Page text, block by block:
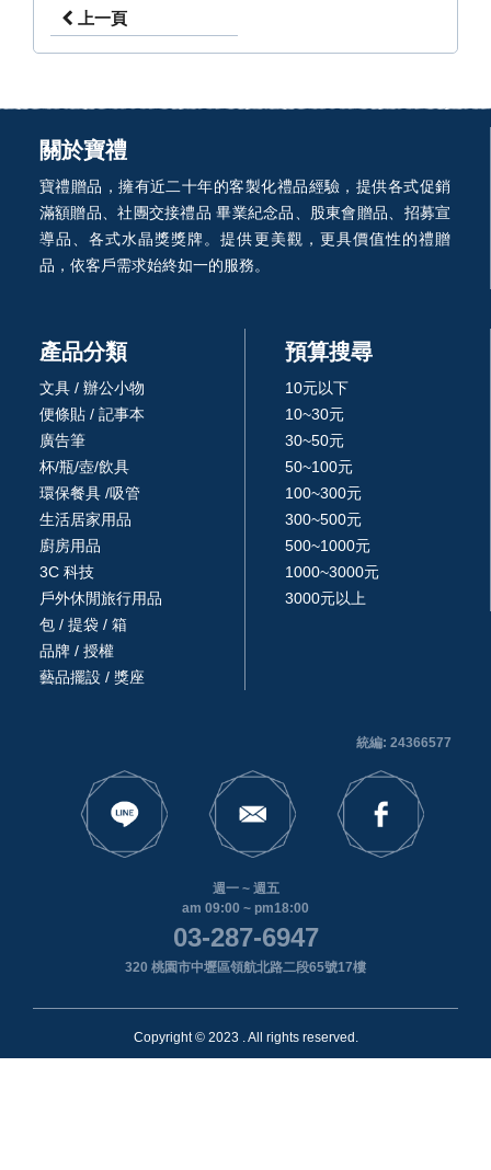
上一頁
關於寶禮
寶禮贈品，擁有近二十年的客製化禮品經驗，提供各式促銷
滿額贈品、社團交接禮品 畢業紀念品、股東會贈品、招募宣
導品、各式水晶獎獎牌。提供更美觀，更具價值性的禮贈
品，依客戶需求始終如一的服務。
產品分類
文具 / 辦公小物
便條貼 / 記事本
廣告筆
杯/瓶/壺/飲具
環保餐具 /吸管
生活居家用品
廚房用品
3C 科技
戶外休閒旅行用品
包 / 提袋 / 箱
品牌 / 授權
藝品擺設 / 獎座
預算搜尋
10元以下
10~30元
30~50元
50~100元
100~300元
300~500元
500~1000元
1000~3000元
3000元以上
統編: 24366577
週一 ~ 週五
am 09:00 ~ pm18:00
03-287-6947
320 桃園市中壢區領航北路二段65號17樓
Copyright © 2023 . All rights reserved.